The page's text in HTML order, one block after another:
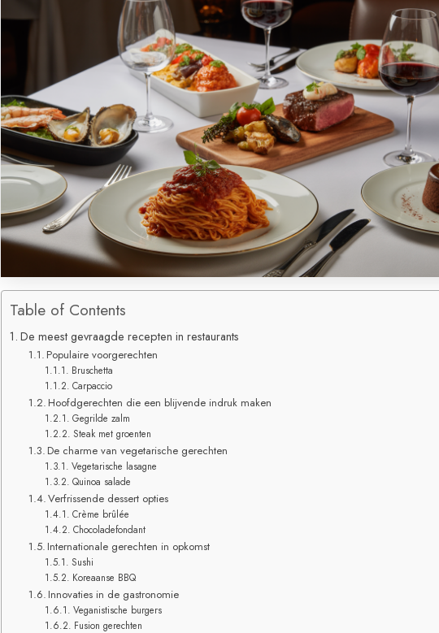
Table of Contents
De meest gevraagde recepten in restaurants
Populaire voorgerechten
Bruschetta
Carpaccio
Hoofdgerechten die een blijvende indruk maken
Gegrilde zalm
Steak met groenten
De charme van vegetarische gerechten
Vegetarische lasagne
Quinoa salade
Verfrissende dessert opties
Crème brûlée
Chocoladefondant
Internationale gerechten in opkomst
Sushi
Koreaanse BBQ
Innovaties in de gastronomie
Veganistische burgers
Fusion gerechten